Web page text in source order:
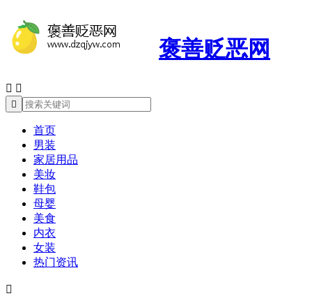
褒善贬恶网
 

首页
男装
家居用品
美妆
鞋包
母婴
美食
内衣
女装
热门资讯
